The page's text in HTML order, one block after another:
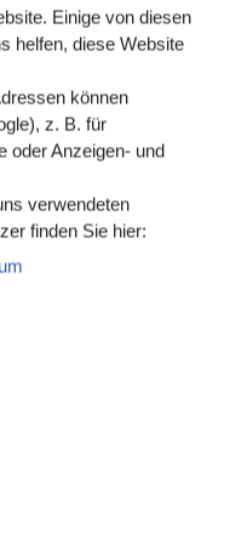
Einführung
bei den
während der
Platzierung
das Produkt sowohl
auch die
Der Katheter eignet
Tierarztpraxis und
100 % Silikon
bis zu 29 Tage
/ 10 Fr)
6 / 8 / 10 Fr)
Einige von diesen
helfen, diese Website
können
z. B. für
oder Anzeigen- und
verwendeten
finden Sie hier: